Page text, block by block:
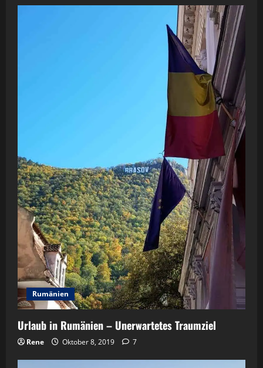
Rumänien
Urlaub in Rumänien – Unerwartetes Traumziel
Rene Oktober 8, 2019 7